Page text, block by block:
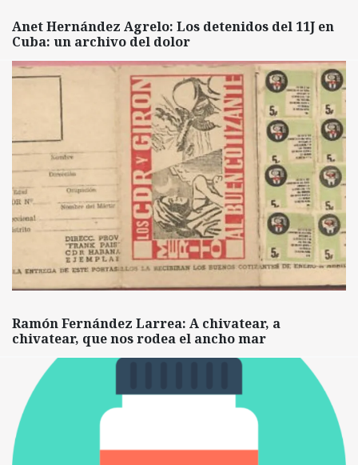
Anet Hernández Agrelo: Los detenidos del 11J en
Cuba: un archivo del dolor
Ramón Fernández Larrea: A chivatear, a
chivatear, que nos rodea el ancho mar